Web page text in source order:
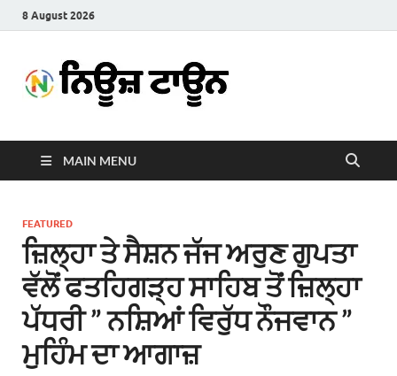
8 August 2026
Town
MAIN MENU
FEATURED
ਜ਼ਿਲ੍ਹਾ ਤੇ ਸੈਸ਼ਨ ਜੱਜ ਅਰੁਣ ਗੁਪਤਾ
ਵੱਲੋਂ ਫਤਹਿਗੜ੍ਹ ਸਾਹਿਬ ਤੋਂ ਜ਼ਿਲ੍ਹਾ
ਪੱਧਰੀ ” ਨਸ਼ਿਆਂ ਵਿਰੁੱਧ ਨੌਜਵਾਨ ”
ਮੁਹਿੰਮ ਦਾ ਆਗਾਜ਼